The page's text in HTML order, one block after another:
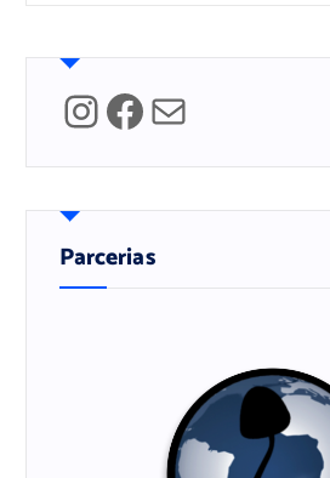
InstagramFacebook Mail
Parcerias